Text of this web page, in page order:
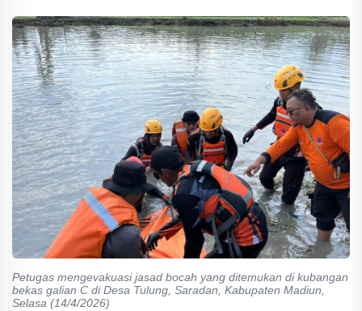
Petugas mengevakuasi jasad bocah yang ditemukan di kubangan
bekas galian C di Desa Tulung, Saradan, Kabupaten Madiun,
Selasa (14/4/2026)